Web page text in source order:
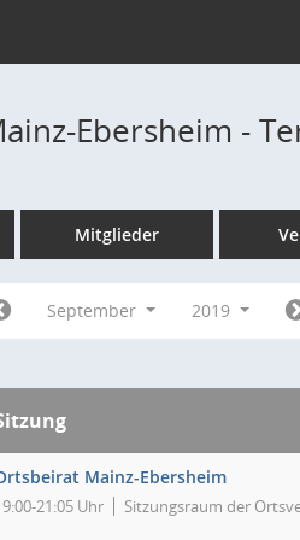
Ebersheim -
Mitglieder
September 2019
Mainz-Ebersheim
21:05 Uhr Sitzungsraum der